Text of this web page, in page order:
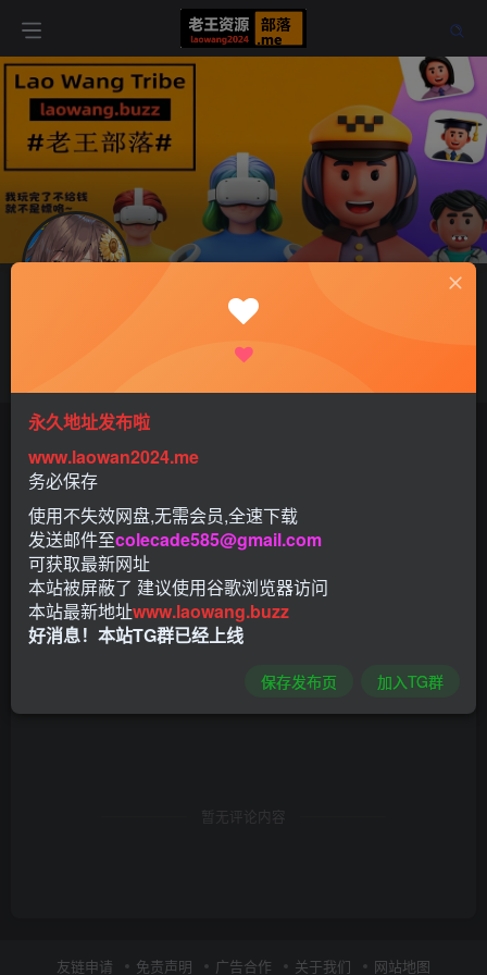
关注
文章0 收藏0 评论
暂无评论内容
友链申请 免责声明 广告合作 关于我们 网站地图
永久地址发布啦
www.laowan2024.me
务必保存
使用不失效网盘,无需会员,全速下载
发送邮件至colecade585@gmail.com
可获取最新网址
本站被屏蔽了 建议使用谷歌浏览器访问
本站最新地址www.laowang.buzz
好消息！本站TG群已经上线
保存发布页 加入TG群